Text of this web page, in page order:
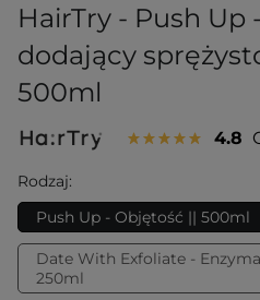
HairTry - Push Up
dodający
500ml
4.8
Rodzaj:
Push Up - Objętość || 500ml
Date With Exfoliate -
250ml